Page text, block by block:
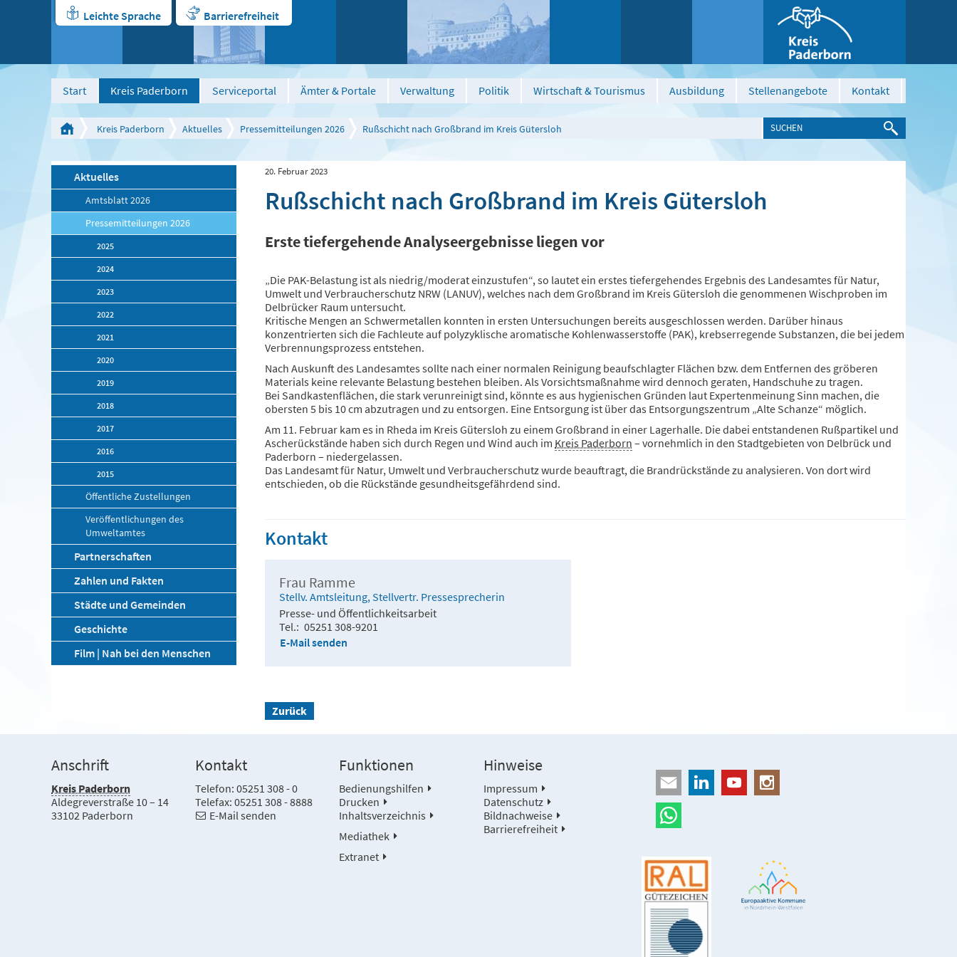
Leichte Sprache Barrierefreiheit
Start Kreis Paderborn Serviceportal Ämter & Portale Verwaltung Politik Wirtschaft & Tourismus Ausbildung Stellenangebote Kontakt
Kreis Paderborn Aktuelles Pressemitteilungen 2026 Rußschicht nach Großbrand im Kreis Gütersloh
Aktuelles
Amtsblatt 2026
Pressemitteilungen 2026
2025
2024
2023
2022
2021
2020
2019
2018
2017
2016
2015
Öffentliche Zustellungen
Veröffentlichungen des
Umweltamtes
Partnerschaften
Zahlen und Fakten
Städte und Gemeinden
Geschichte
Film | Nah bei den Menschen
20. Februar 2023
Rußschicht nach Großbrand im Kreis Gütersloh
Erste tiefergehende Analyseergebnisse liegen vor
„Die PAK-Belastung ist als niedrig/moderat einzustufen“, so lautet ein erstes tiefergehendes Ergebnis des Landesamtes für Natur,
Umwelt und Verbraucherschutz NRW (LANUV), welches nach dem Großbrand im Kreis Gütersloh die genommenen Wischproben im
Delbrücker Raum untersucht.
Kritische Mengen an Schwermetallen konnten in ersten Untersuchungen bereits ausgeschlossen werden. Darüber hinaus
konzentrierten sich die Fachleute auf polyzyklische aromatische Kohlenwasserstoffe (PAK), krebserregende Substanzen, die bei jedem
Verbrennungsprozess entstehen.
Nach Auskunft des Landesamtes sollte nach einer normalen Reinigung beaufschlagter Flächen bzw. dem Entfernen des gröberen
Materials keine relevante Belastung bestehen bleiben. Als Vorsichtsmaßnahme wird dennoch geraten, Handschuhe zu tragen.
Bei Sandkastenflächen, die stark verunreinigt sind, könnte es aus hygienischen Gründen laut Expertenmeinung Sinn machen, die
obersten 5 bis 10 cm abzutragen und zu entsorgen. Eine Entsorgung ist über das Entsorgungszentrum „Alte Schanze“ möglich.
Am 11. Februar kam es in Rheda im Kreis Gütersloh zu einem Großbrand in einer Lagerhalle. Die dabei entstandenen Rußpartikel und
Ascherückstände haben sich durch Regen und Wind auch im Kreis Paderborn – vornehmlich in den Stadtgebieten von Delbrück und
Paderborn – niedergelassen.
Das Landesamt für Natur, Umwelt und Verbraucherschutz wurde beauftragt, die Brandrückstände zu analysieren. Von dort wird
entschieden, ob die Rückstände gesundheitsgefährdend sind.
Kontakt
Frau Ramme
Stellv. Amtsleitung, Stellvertr. Pressesprecherin
Presse- und Öffentlichkeitsarbeit
Tel. 05251 308-9201
E-Mail senden
Zurück
Anschrift
Kreis Paderborn
Aldegreverstraße 10 – 14
33102 Paderborn
Kontakt
Telefon: 05251 308 - 0
Telefax: 05251 308 - 8888
E-Mail senden
Funktionen
Bedienungshilfen
Drucken
Inhaltsverzeichnis
Mediathek
Extranet
Hinweise
Impressum
Datenschutz
Bildnachweise
Barrierefreiheit